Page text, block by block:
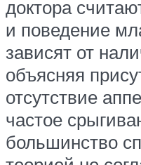
доктора
и поведение
зависят от
объясняя
отсутствие
частое
большинство